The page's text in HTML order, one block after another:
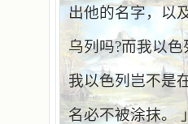
出他的名字，以
乌列吗?而我以色
我以色列岂不是
名必不被涂抹。